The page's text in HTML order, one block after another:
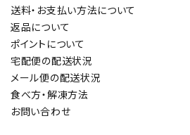
送料・お支払い方法について
返品について
ポイントについて
宅配便の配送状況
メール便の配送状況
食べ方・解凍方法
お問い合わせ